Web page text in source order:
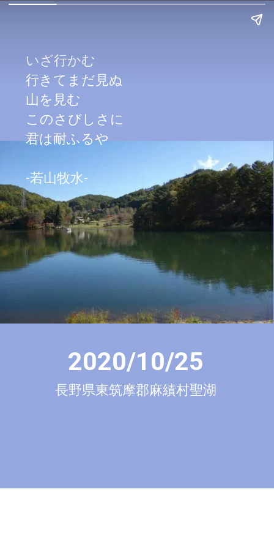
いざ行かむ
行きてまだ見ぬ
山を見む
このさびしさに
君は耐ふるや
-若山牧水-
2020/10/25
長野県東筑摩郡麻績村聖湖